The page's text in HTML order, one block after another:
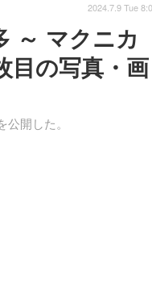
～ マクニカ
目の写真・画
開した。
2024.7.9 Tue